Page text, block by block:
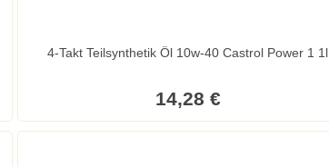
4-Takt Teilsynthetik Öl 10w-40 Castrol Power 1 1l
14,28 €